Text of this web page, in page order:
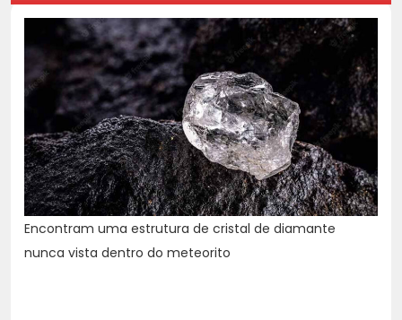
Encontram uma estrutura de cristal de diamante
nunca vista dentro do meteorito